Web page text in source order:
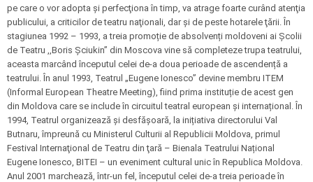
pe care o vor adopta şi perfecţiona în timp, va atrage foarte curând atenţia
publicului, a criticilor de teatru naţionali, dar şi de peste hotarele ţării. În
stagiunea 1992 – 1993, a treia promoție de absolvenți moldoveni ai Şcolii
de Teatru ,,Boris Şciukin” din Moscova vine să completeze trupa teatrului,
aceasta marcând începutul celei de-a doua perioade de ascendență a
teatrului. În anul 1993, Teatrul „Eugene Ionesco” devine membru ITEM
(Informal European Theatre Meeting), fiind prima instituție de acest gen
din Moldova care se include în circuitul teatral european și internațional. În
1994, Teatrul organizează și desfășoară, la inițiativa directorului Val
Butnaru, împreună cu Ministerul Culturii al Republicii Moldova, primul
Festival Internaţional de Teatru din ţară – Bienala Teatrului Național
Eugene Ionesco, BITEI – un eveniment cultural unic în Republica Moldova.
Anul 2001 marchează, într-un fel, începutul celei de-a treia perioade în